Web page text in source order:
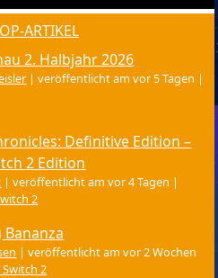
ARTIKEL
2. Halbjahr 2026
|veröffentlicht am vor 5 Tagen |
Definitive Edition –
2 Edition
|veröffentlicht am vor 4 Tagen |
2
|veröffentlicht am vor 2 Wochen
Switch 2